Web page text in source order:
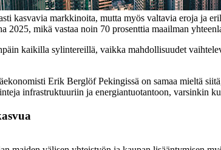
kasvavia markkinoita, mutta myös valtavia eroja ja
2025, mikä vastaa noin 70 prosenttia maailman
kaikilla sylintereillä, vaikka mahdollisuudet
Erik Berglöf Pekingissä on samaa mieltä
infrastruktuuriin ja energiantuotantoon, varsinkin